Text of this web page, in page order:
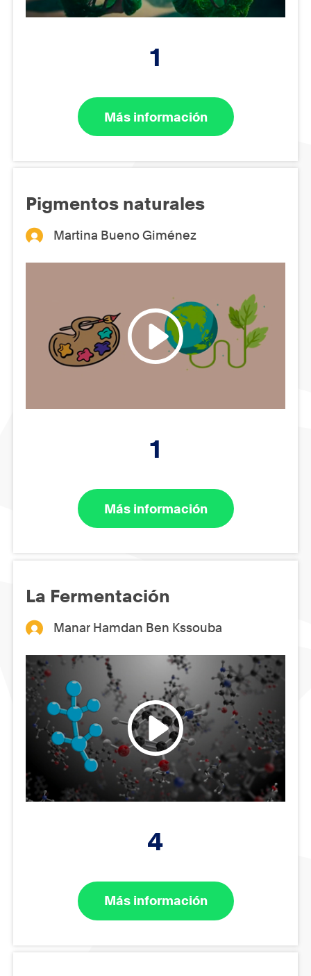
1
Más información
Pigmentos naturales
Martina Bueno Giménez
1
Más información
La Fermentación
Manar Hamdan Ben Kssouba
4
Más información